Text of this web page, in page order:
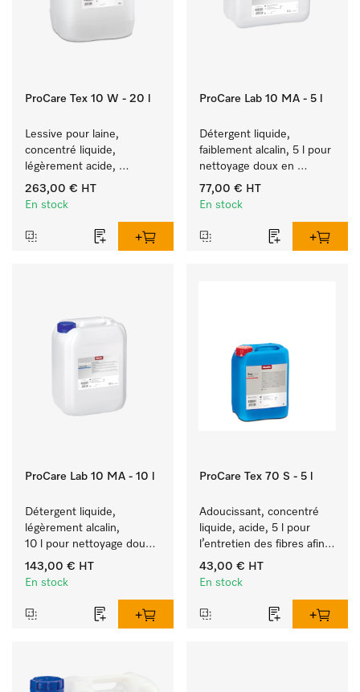
ProCare Tex 10 W - 20 l
Lessive pour laine,
concentré liquide,
légèrement acide,
20 l pour le nettoyage en
machine de laine.
263,00 € HT
En stock
ProCare Lab 10 MA - 5 l
Détergent liquide,
faiblement alcalin, 5 l pour
nettoyage doux en
machine d’ustensiles et
de verrerie de laboratoire.
77,00 € HT
En stock
ProCare Lab 10 MA - 10 l
Détergent liquide,
légèrement alcalin,
10 l pour nettoyage doux
en machine d’ustensiles
et de verrerie de
143,00 € HT
En stock
ProCare Tex 70 S - 5 l
Adoucissant, concentré
liquide, acide, 5 l pour
l’entretien des fibres afin
de garantir des textiles
souples à long terme.
43,00 € HT
En stock